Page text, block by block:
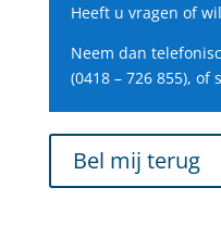
Heeft u vragen of
Neem dan
(0418 – 726 855),
Bel mij terug